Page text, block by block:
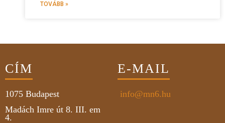
TOVÁBB »
CÍM
1075 Budapest
Madách Imre út 8. III. em
4.
E-MAIL
info@mn6.hu